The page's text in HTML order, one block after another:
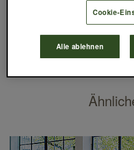
Einen Überblick über alle
erhalten Sie unter
BAUHAUS
Cookie-
Alle ablehnen